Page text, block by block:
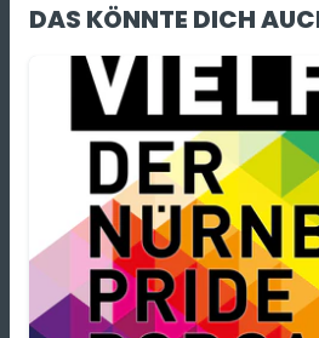
DAS KÖNNTE DICH